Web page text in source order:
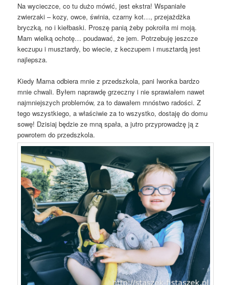
Na wycieczce, co tu dużo mówić, jest ekstra! Wspaniałe
zwierzaki – kozy, owce, świnia, czarny kot…, przejażdżka
bryczką, no i kiełbaski. Proszę panią żeby pokroiła mi moją.
Mam wielką ochotę… poudawać, że jem. Potrzebuję jeszcze
keczupu i musztardy, bo wiecie, z keczupem i musztardą jest
najlepsza.
Kiedy Mama odbiera mnie z przedszkola, pani Iwonka bardzo
mnie chwali. Byłem naprawdę grzeczny i nie sprawiałem nawet
najmniejszych problemów, za to dawałem mnóstwo radości. Z
tego wszystkiego, a właściwie za to wszystko, dostaję do domu
sowę! Dzisiaj będzie ze mną spała, a jutro przyprowadzę ją z
powrotem do przedszkola.